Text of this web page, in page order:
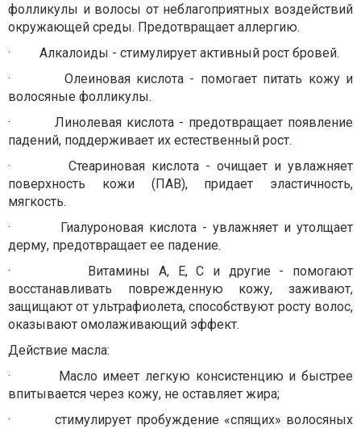
фолликулы и волосы от неблагоприятных воздействий
окружающей среды. Предотвращает аллергию.
· Алкалоиды - стимулирует активный рост бровей.
· Олеиновая кислота - помогает питать кожу и
волосяные фолликулы.
· Линолевая кислота - предотвращает появление
падений, поддерживает их естественный рост.
· Стеариновая кислота - очищает и увлажняет
поверхность кожи (ПАВ), придает эластичность,
мягкость.
· Гиалуроновая кислота - увлажняет и утолщает
дерму, предотвращает ее падение.
· Витамины А, Е, С и другие - помогают
восстанавливать поврежденную кожу, заживают,
защищают от ультрафиолета, способствуют росту волос,
оказывают омолаживающий эффект.
Действие масла:
· Масло имеет легкую консистенцию и быстрее
впитывается через кожу, не оставляет жира;
· стимулирует пробуждение «спящих» волосяных